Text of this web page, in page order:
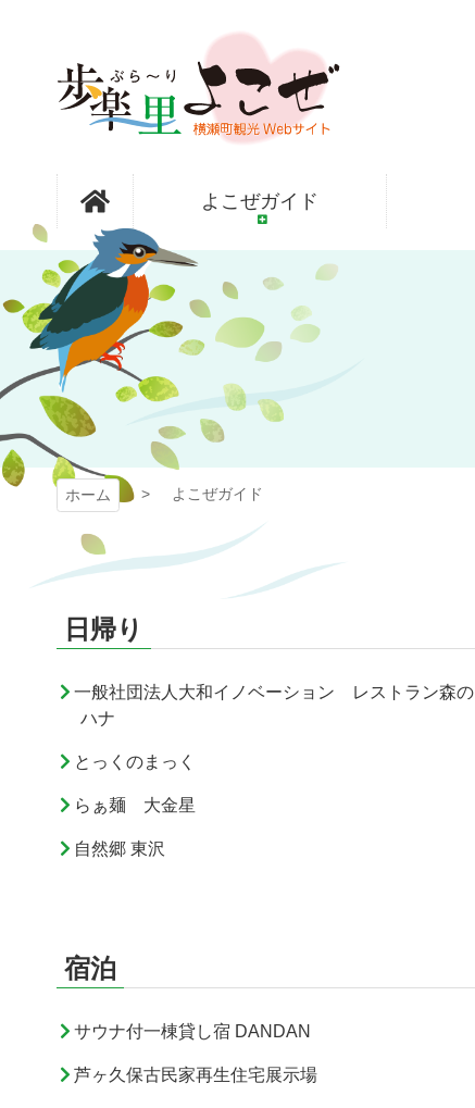
キ
プ
歩楽～里
（ぶら～
り）よこぜ
よこぜガイド
ホーム よこぜガイド
日帰り
一般社団法人大和イノベーション レストラン森の
ハナ
とっくのまっく
らぁ麺 大金星
自然郷 東沢
宿泊
サウナ付一棟貸し宿 DANDAN
芦ヶ久保古民家再生住宅展示場